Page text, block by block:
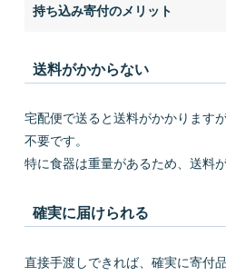
持ち込み寄付のメリット
送料がかからない
宅配便で送ると送料がかかります
不要です。
特に食器は重量があるため、送料
確実に届けられる
直接手渡しできれば、確実に寄付